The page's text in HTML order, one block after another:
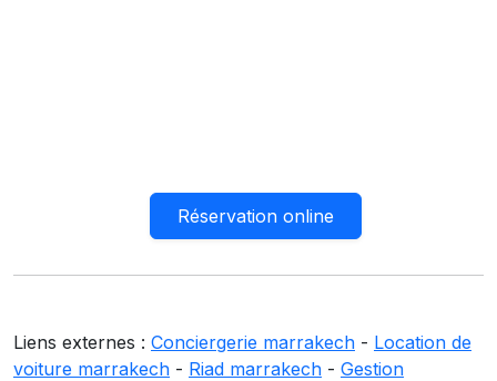
Réservation online
Liens externes : Conciergerie marrakech - Location de
voiture marrakech - Riad marrakech - Gestion